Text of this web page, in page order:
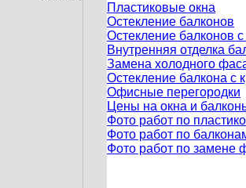
Пластиковые окна
Остекление балконов
Остекление балконов
Внутренняя отделка
Замена холодного
Остекление балкона с
Офисные перегородки
Цены на окна и
Фото работ по
Фото работ по
Фото работ по замене